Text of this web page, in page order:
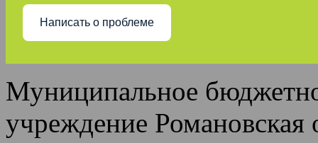
Написать о проблеме
Муниципальное
учреждение Романовская